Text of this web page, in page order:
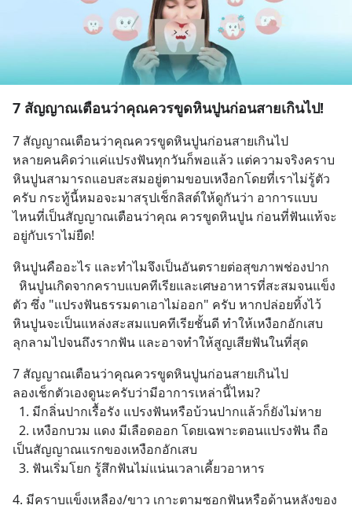
7 สัญญาณเตือนว่าคุณควรขูดหินปูนก่อนสายเกินไป!
7 สัญญาณเตือนว่าคุณควรขูดหินปูนก่อนสายเกินไป
หลายคนคิดว่าแค่แปรงฟันทุกวันก็พอแล้ว แต่ความจริงคราบ
หินปูนสามารถแอบสะสมอยู่ตามขอบเหงือกโดยที่เราไม่รู้ตัว
ครับ กระทู้นี้หมอจะมาสรุปเช็กลิสต์ให้ดูกันว่า อาการแบบ
ไหนที่เป็นสัญญาณเตือนว่าคุณ ควรขูดหินปูน ก่อนที่ฟันแท้จะ
อยู่กับเราไม่ยืด!
หินปูนคืออะไร และทำไมจึงเป็นอันตรายต่อสุขภาพช่องปาก
ตัว ซึ่ง "แปรงฟันธรรมดาเอาไม่ออก" ครับ หากปล่อยทิ้งไว้
หินปูนจะเป็นแหล่งสะสมแบคทีเรียชั้นดี ทำให้เหงือกอักเสบ
ลุกลามไปจนถึงรากฟัน และอาจทำให้สูญเสียฟันในที่สุด
7 สัญญาณเตือนว่าคุณควรขูดหินปูนก่อนสายเกินไป
ลองเช็กตัวเองดูนะครับว่ามีอาการเหล่านี้ไหม?
  1. มีกลิ่นปากเรื้อรัง แปรงฟันหรือบ้วนปากแล้วก็ยังไม่หาย
เป็นสัญญาณแรกของเหงือกอักเสบ
  3. ฟันเริ่มโยก รู้สึกฟันไม่แน่นเวลาเคี้ยวอาหาร
4. มีคราบแข็งเหลือง/ขาว เกาะตามซอกฟันหรือด้านหลังของ